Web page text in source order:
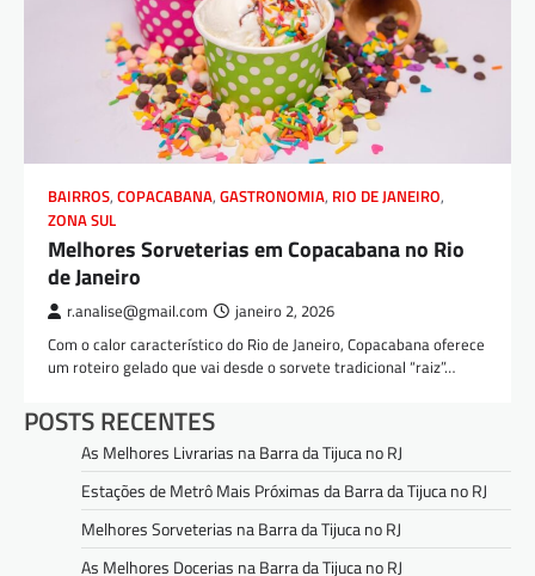
BAIRROS, COPACABANA, GASTRONOMIA, RIO DE JANEIRO,
ZONA SUL
Melhores Sorveterias em Copacabana no Rio
de Janeiro
r.analise@gmail.com janeiro 2, 2026
Com o calor característico do Rio de Janeiro, Copacabana oferece
um roteiro gelado que vai desde o sorvete tradicional “raiz”…
POSTS RECENTES
As Melhores Livrarias na Barra da Tijuca no RJ
Estações de Metrô Mais Próximas da Barra da Tijuca no RJ
Melhores Sorveterias na Barra da Tijuca no RJ
As Melhores Docerias na Barra da Tijuca no RJ